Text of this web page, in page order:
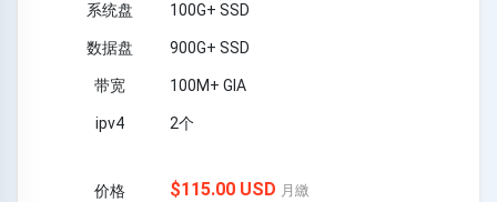
100G+ SSD
900G+ SSD
100M+ GIA
2个
$115.00 USD 月繳